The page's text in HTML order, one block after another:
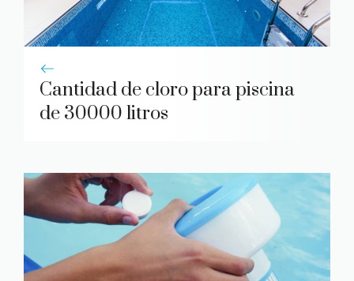
Cantidad de cloro para piscina
de 30000 litros